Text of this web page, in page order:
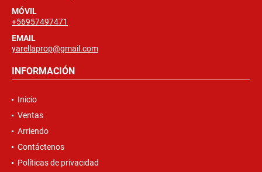
MÓVIL
+56957497471
EMAIL
yarellaprop@gmail.com
INFORMACIÓN
Inicio
Ventas
Arriendo
Contáctenos
Políticas de privacidad